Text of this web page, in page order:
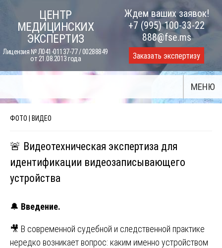
content
ЦЕНТР
МЕДИЦИНСКИХ
ЭКСПЕРТИЗ
Лицензия № Л041-01137-77 / 00288849
от 21.08.2013 года
Ждем ваших заявок!
+7 (995) 100-33-22
888@fse.ms
Заказать экспертизу
МЕНЮ
ФОТО | ВИДЕО
🚨 Видеотехническая экспертиза для
идентификации видеозаписывающего
устройства
🔔 Введение.
🎥 В современной судебной и следственной практике
нередко возникает вопрос: каким именно устройством